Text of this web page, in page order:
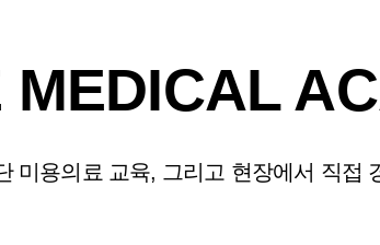
MEDICAL
미용의료 교육, 그리고 현장에서 직접